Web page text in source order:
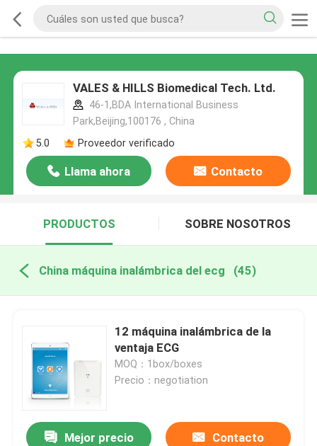
VALES & HILLS Biomedical Tech. Ltd.
46-1,BDA International Business
Park,Beijing,100176 , China
5.0
Proveedor verificado
Llama ahora Contacto
PRODUCTOS SOBRE NOSOTROS
China máquina inalámbrica del ecg (45)
12 máquina inalámbrica de la
ventaja ECG
MOQ：1box/boxes
Precio：negotiation
Mejor precio Contacto